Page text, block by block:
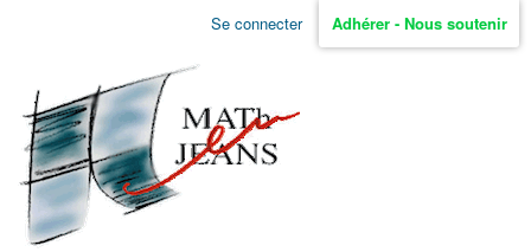
Aller
non
identifié
Se connecter Adhérer - Nous soutenir